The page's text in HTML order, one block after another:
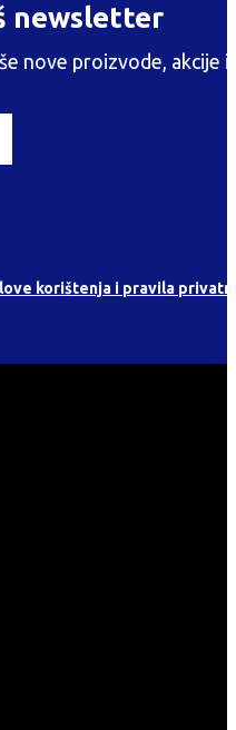
newsletter
nove proizvode, akcije
korištenja i pravila